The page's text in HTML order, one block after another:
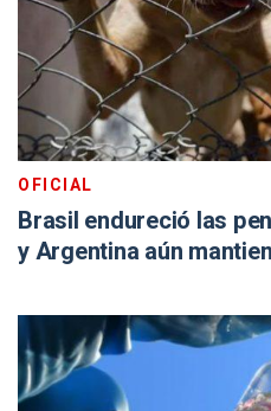
OFICIAL
Brasil endureció las
y Argentina aún